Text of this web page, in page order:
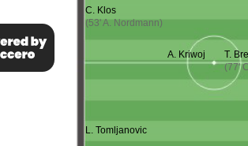
C. Klos
(53' A. Nordmann)
A. Kriwoj
T.
(77'
L. Tomljanovic